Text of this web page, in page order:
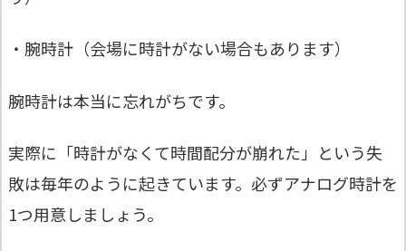
・腕時計（会場に時計がない場合もあります）
腕時計は本当に忘れがちです。
実際に「時計がなくて時間配分が崩れた」という失
敗は毎年のように起きています。必ずアナログ時計を
1つ用意しましょう。